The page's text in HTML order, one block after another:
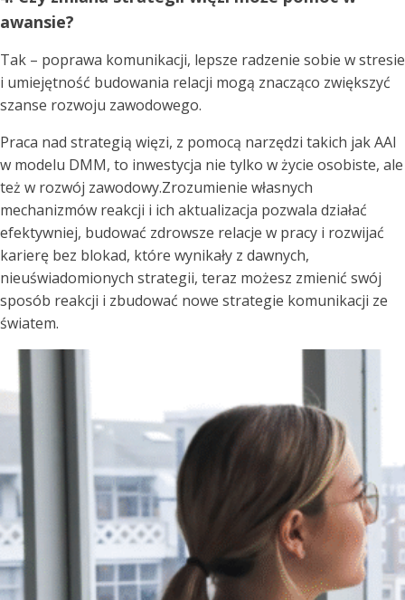
awansie?
Tak – poprawa komunikacji, lepsze radzenie sobie w stresie
i umiejętność budowania relacji mogą znacząco zwiększyć
szanse rozwoju zawodowego.
Praca nad strategią więzi, z pomocą narzędzi takich jak AAI
w modelu DMM, to inwestycja nie tylko w życie osobiste, ale
też w rozwój zawodowy.Zrozumienie własnych
mechanizmów reakcji i ich aktualizacja pozwala działać
efektywniej, budować zdrowsze relacje w pracy i rozwijać
karierę bez blokad, które wynikały z dawnych,
nieuświadomionych strategii, teraz możesz zmienić swój
sposób reakcji i zbudować nowe strategie komunikacji ze
światem.